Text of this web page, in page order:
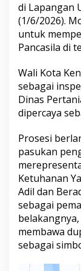
di Lapangan
(1/6/2026).
untuk
Pancasila di
Wali Kota
sebagai
Dinas
dipercaya
Prosesi
pasukan
Ketuhanan
Adil dan
sebagai
membawa
sebagai